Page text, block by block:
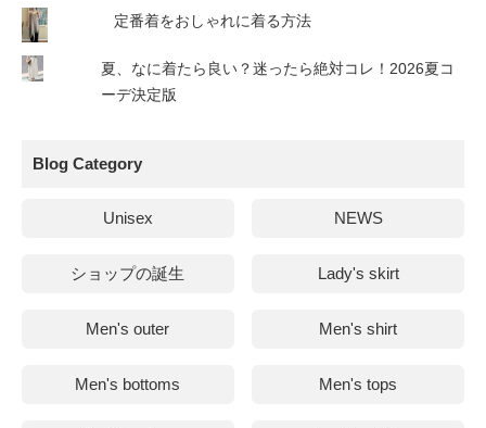
定番着をおしゃれに着る方法
夏、なに着たら良い？迷ったら絶対コレ！2026夏コ
ーデ決定版
Blog Category
Unisex NEWS
ショップの誕生 Lady's skirt
Men's outer Men's shirt
Men's bottoms Men's tops